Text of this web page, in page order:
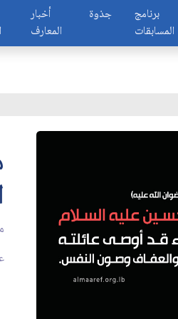
أخبار
المعارف
جذوة
برنامج
المسابقات